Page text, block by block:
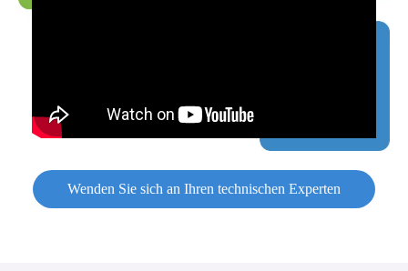
Wenden Sie sich an Ihren technischen Experten